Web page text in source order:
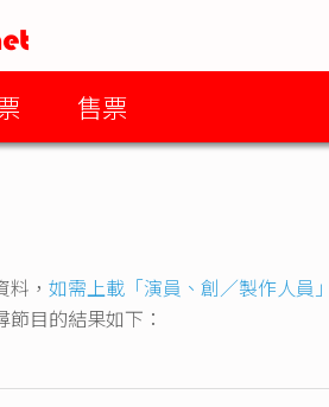
售票
， 如需上載「演員、創／製作人員
目的結果如下：